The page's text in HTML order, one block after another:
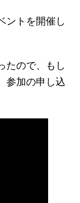
ントを開催し
たので、もし
参加の申し込